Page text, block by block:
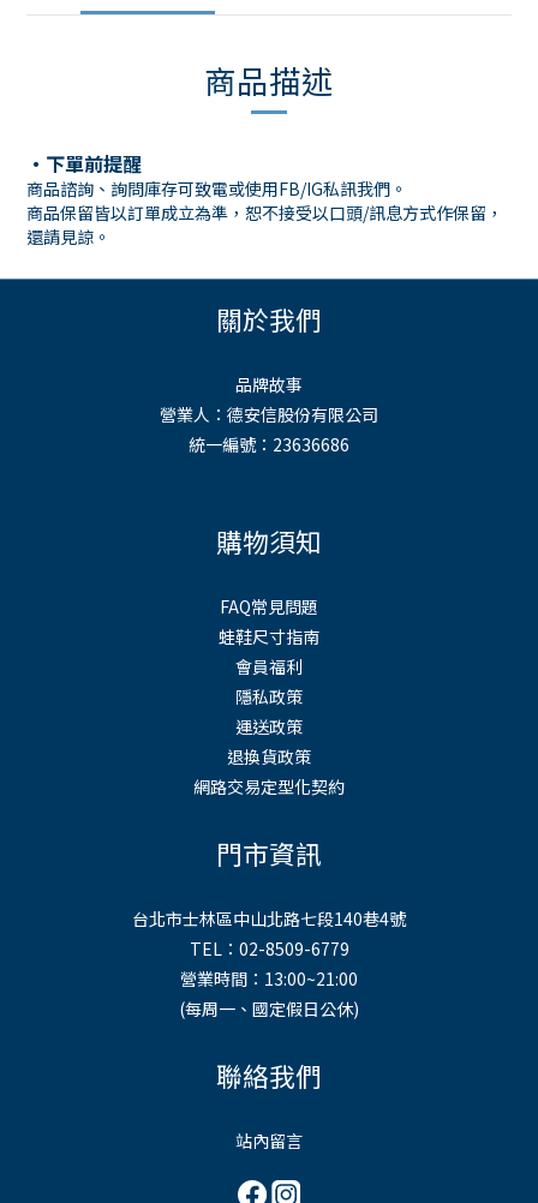
商品描述
・下單前提醒
商品諮詢、詢問庫存可致電或使用FB/IG私訊我們。
商品保留皆以訂單成立為準，恕不接受以口頭/訊息方式作保留，
還請見諒。
關於我們
品牌故事
營業人：德安信股份有限公司
統一編號：23636686
購物須知
FAQ常見問題
蛙鞋尺寸指南
會員福利
隱私政策
運送政策
退換貨政策
網路交易定型化契約
門市資訊
台北市士林區中山北路七段140巷4號
TEL：02-8509-6779
營業時間：13:00~21:00
(每周一、國定假日公休)
聯絡我們
站內留言